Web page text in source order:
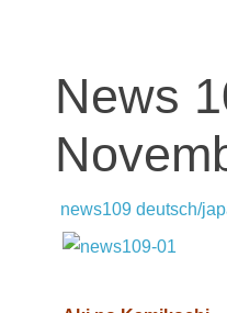
News
news109 deutsch/